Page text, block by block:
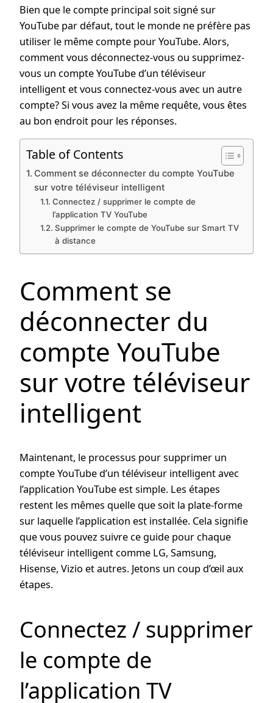
Bien que le compte principal soit signé sur
YouTube par défaut, tout le monde ne préfère pas
utiliser le même compte pour YouTube. Alors,
comment vous déconnectez-vous ou supprimez-
vous un compte YouTube d’un téléviseur
intelligent et vous connectez-vous avec un autre
compte? Si vous avez la même requête, vous êtes
au bon endroit pour les réponses.
Table of Contents
Comment se déconnecter du compte YouTube
sur votre téléviseur intelligent
Connectez / supprimer le compte de
l’application TV YouTube
Supprimer le compte de YouTube sur Smart TV
à distance
Comment se
déconnecter du
compte YouTube
sur votre téléviseur
intelligent
Maintenant, le processus pour supprimer un
compte YouTube d’un téléviseur intelligent avec
l’application YouTube est simple. Les étapes
restent les mêmes quelle que soit la plate-forme
sur laquelle l’application est installée. Cela signifie
que vous pouvez suivre ce guide pour chaque
téléviseur intelligent comme LG, Samsung,
Hisense, Vizio et autres. Jetons un coup d’œil aux
étapes.
Connectez / supprimer
le compte de
l’application TV